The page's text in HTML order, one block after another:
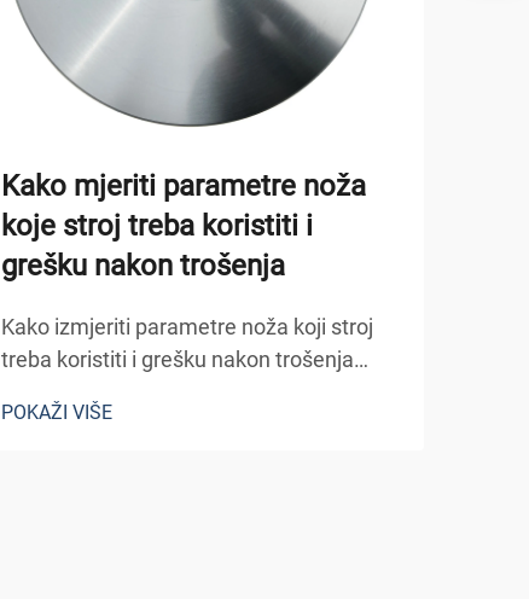
Kako mjeriti parametre noža
koje stroj treba koristiti i
grešku nakon trošenja
Kako izmjeriti parametre noža koji stroj
treba koristiti i grešku nakon trošenja
je za sigurno, učinkovito i kvalitetno
POKAŽI VIŠE